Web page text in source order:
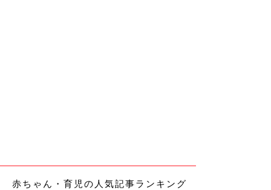
赤ちゃん・育児の人気記事ランキング